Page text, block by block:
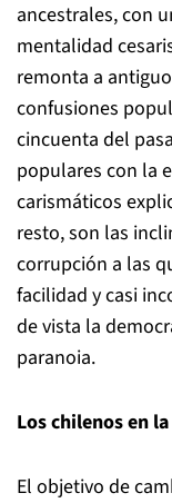
ancestrales, con
mentalidad
remonta a
confusiones
cincuenta del
populares con la
carismáticos
resto, son las
corrupción a las
facilidad y casi
de vista la
paranoia.
Los chilenos en
El objetivo de